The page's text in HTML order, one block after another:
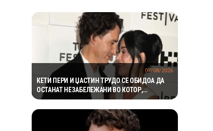
КЕТИ ПЕРИ И ЏАСТИН ТРУДО СЕ ОБИДОА ДА
ОСТАНАТ НЕЗАБЕЛЕЖАНИ ВО КОТОР,
МЕШТАНИТЕ СО ДУХОВИТИ РЕАКЦИИ: „НИКОЈ
НЕ БИ ГИ ПРЕПОЗНАЛ“
07/08/2026